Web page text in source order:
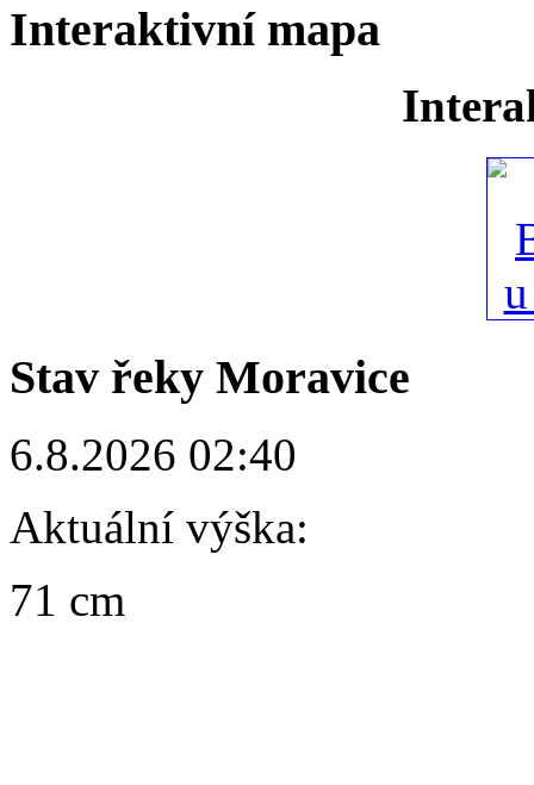
Interaktivní mapa
Stav řeky Moravice
6.8.2026 02:40
Aktuální výška:
71 cm